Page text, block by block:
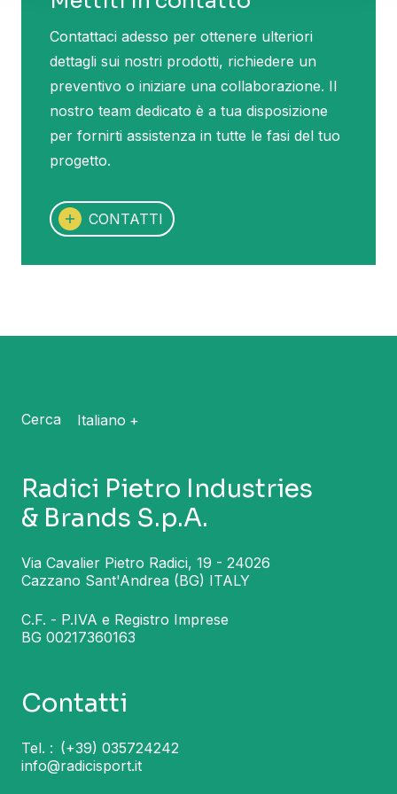
Contattaci adesso per ottenere ulteriori
dettagli sui nostri prodotti, richiedere un
preventivo o iniziare una collaborazione. Il
nostro team dedicato è a tua disposizione
per fornirti assistenza in tutte le fasi del tuo
progetto.
CONTATTI
Cerca Italiano
Radici Pietro Industries
& Brands S.p.A.
Via Cavalier Pietro Radici, 19 - 24026
Cazzano Sant'Andrea (BG) ITALY
C.F. - P.IVA e Registro Imprese
BG 00217360163
Contatti
Tel. : (+39) 035724242
info@radicisport.it